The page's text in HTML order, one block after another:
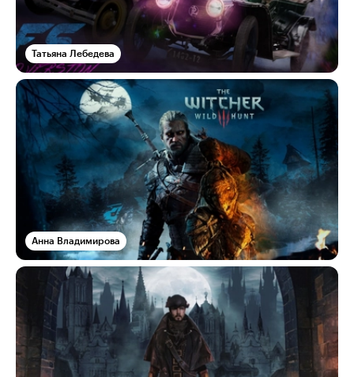
Татьяна Лебедева
Анна Владимирова